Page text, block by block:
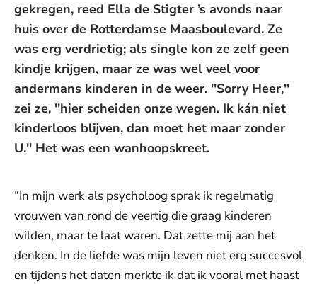
gekregen, reed Ella de Stigter ’s avonds naar
huis over de Rotterdamse Maasboulevard. Ze
was erg verdrietig; als single kon ze zelf geen
kindje krijgen, maar ze was wel veel voor
andermans kinderen in de weer. ''Sorry Heer,''
zei ze, ''hier scheiden onze wegen. Ik kán niet
kinderloos blijven, dan moet het maar zonder
U.'' Het was een wanhoopskreet.
“In mijn werk als psycholoog sprak ik regelmatig
vrouwen van rond de veertig die graag kinderen
wilden, maar te laat waren. Dat zette mij aan het
denken. In de liefde was mijn leven niet erg succesvol
en tijdens het daten merkte ik dat ik vooral met haast